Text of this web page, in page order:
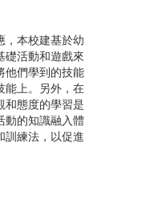
，本校建基於幼
礎活動和遊戲來
他們學到的技能
能上。另外，在
和態度的學習是
動的知識融入體
訓練法，以促進